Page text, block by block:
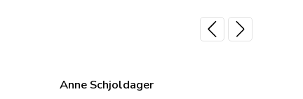
Anne Schjoldager